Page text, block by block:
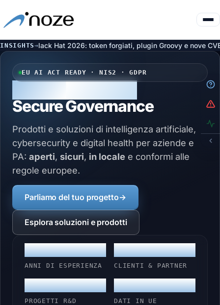
INSIGHTS→
token forgiati, plugin Groovy e nove CVE su Artifactory 6 ago
EU AI ACT READY · NIS2 · GDPR
Secure Governance
Prodotti e soluzioni di intelligenza artificiale,
cybersecurity e digital health per aziende e
PA: aperti, sicuri, in locale e conformi alle
regole europee.
Parliamo del tuo progetto→
Esplora soluzioni e prodotti
25+
ANNI DI ESPERIENZA
100+
CLIENTI & PARTNER
30+
PROGETTI R&D
100%
DATI IN UE